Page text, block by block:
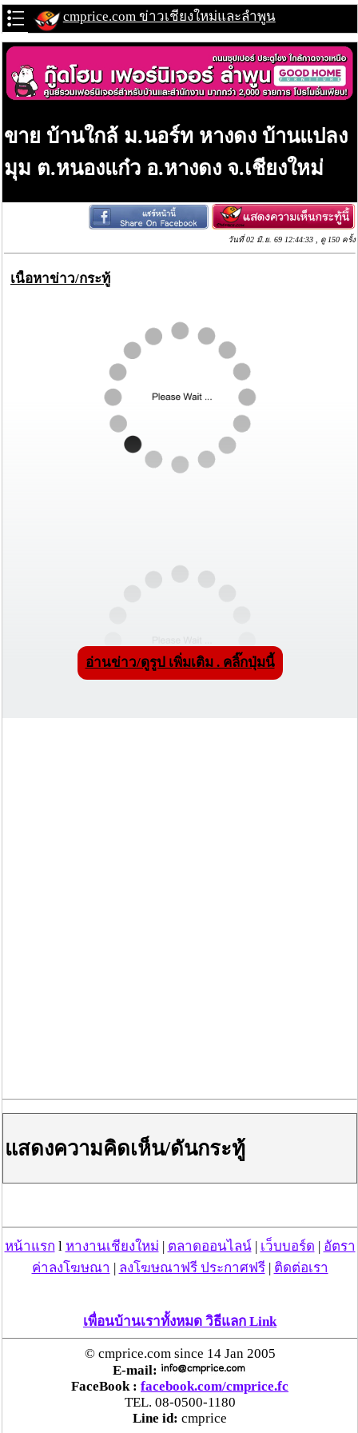
cmprice.com ข่าวเชียงใหม่และลำพูน
ขาย บ้านใกล้ ม.นอร์ท หางดง บ้านแปลง
มุม ต.หนองแก๋ว อ.หางดง จ.เชียงใหม่
วันที่ 02 มิ.ย. 69 12:44:33 , ดู 150 ครั้ง
เนื้อหาข่าว/กระทู้
อ่านข่าว/ดูรูป เพิ่มเติม . คลิ๊กปุ่มนี้
แสดงความคิดเห็น/ดันกระทู้
หน้าแรก l หางานเชียงใหม่ | ตลาดออนไลน์| เว็บบอร์ด | อัตรา
ค่าลงโฆษณา | ลงโฆษณาฟรี ประกาศฟรี| ติดต่อเรา
เพื่อนบ้านเราทั้งหมด วิธีแลก Link
© cmprice.com since 14 Jan 2005
E-mail:
FaceBook : facebook.com/cmprice.fc
TEL. 08-0500-1180
Line id: cmprice